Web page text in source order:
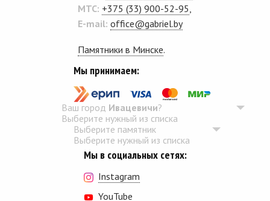
MTC: +375 (33) 900-52-95,
E-mail: office@gabriel.by
Памятники в Минске.
Мы принимаем:
Ваш город Ивацевичи?
Выберите нужный из списка
Выберите памятник
Выберите нужный из списка
Мы в социальных сетях:
Instagram
YouTube